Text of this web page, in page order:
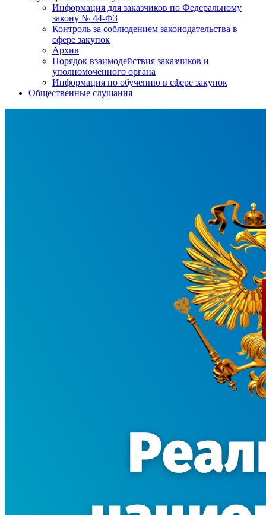
Информация для заказчиков по Федеральному
закону № 44-ФЗ
Контроль за соблюдением законодательства в
сфере закупок
Архив
Порядок взаимодействия заказчиков и
уполномоченного органа
Информация по обучению в сфере закупок
Общественные слушания